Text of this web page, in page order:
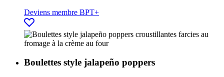
Deviens membre BPT+
Boulettes style jalapeño poppers